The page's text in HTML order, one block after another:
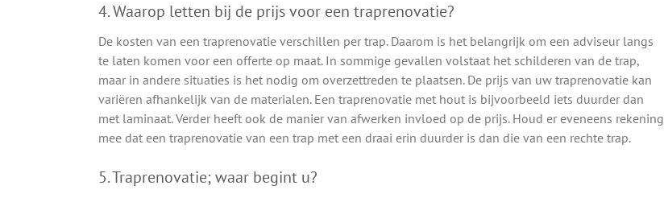
4. Waarop letten bij de prijs voor een traprenovatie?
De kosten van een traprenovatie verschillen per trap. Daarom is het belangrijk om een adviseur langs
te laten komen voor een offerte op maat. In sommige gevallen volstaat het schilderen van de trap,
maar in andere situaties is het nodig om overzettreden te plaatsen. De prijs van uw traprenovatie kan
variëren afhankelijk van de materialen. Een traprenovatie met hout is bijvoorbeeld iets duurder dan
met laminaat. Verder heeft ook de manier van afwerken invloed op de prijs. Houd er eveneens rekening
mee dat een traprenovatie van een trap met een draai erin duurder is dan die van een rechte trap.
5. Traprenovatie; waar begint u?